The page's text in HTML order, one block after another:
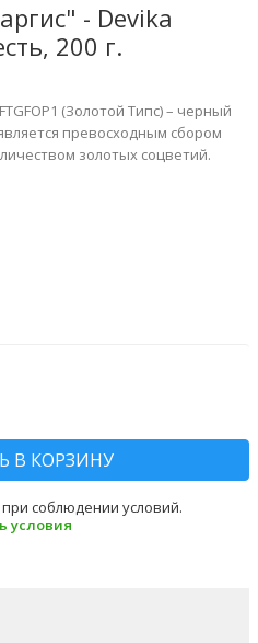
- Devika
200 г.
(Золотой Типс) – черный
превосходным сбором
золотых соцветий.
В КОРЗИНУ
соблюдении условий.
условия